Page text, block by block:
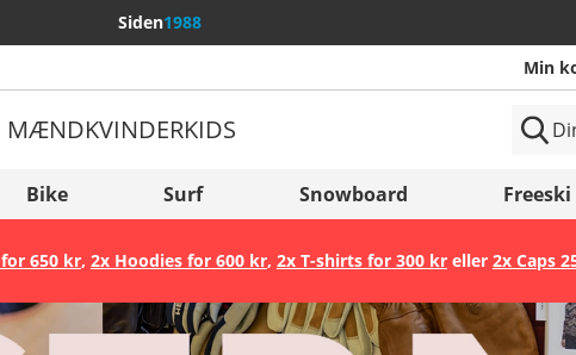
Siden1988
Gem
Min
MÆNDKVINDERKIDS
Bike Surf Snowboard Freeski
650 kr, 2x Hoodies for 600 kr, 2x T-shirts for 300 kreller 2x Caps